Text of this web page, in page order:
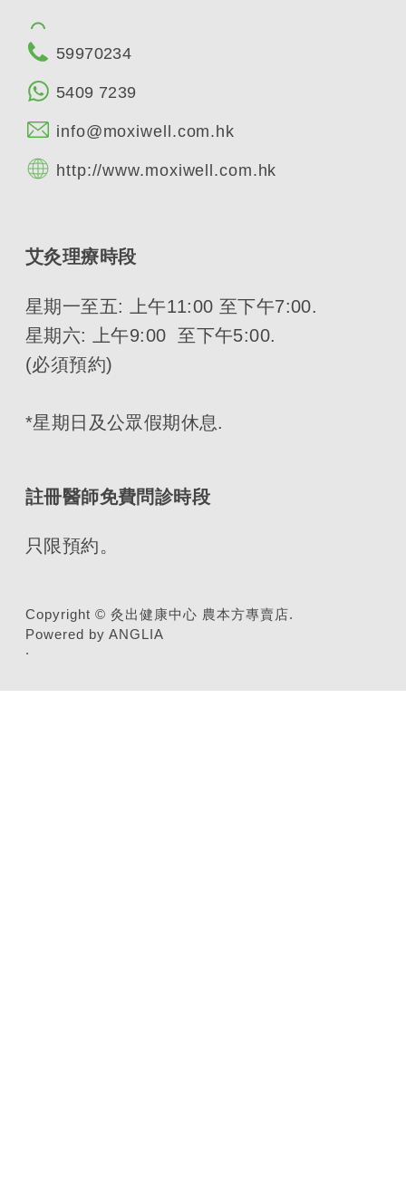
59970234
5409 7239
info@moxiwell.com.hk
http://www.moxiwell.com.hk
艾灸理療時段
星期一至五: 上午11:00 至下午7:00.
星期六: 上午9:00 至下午5:00.
(必須預約)
*星期日及公眾假期休息.
註冊醫師免費問診時段
只限預約。
Copyright © 灸出健康中心 農本方專賣店.
Powered by ANGLIA
.